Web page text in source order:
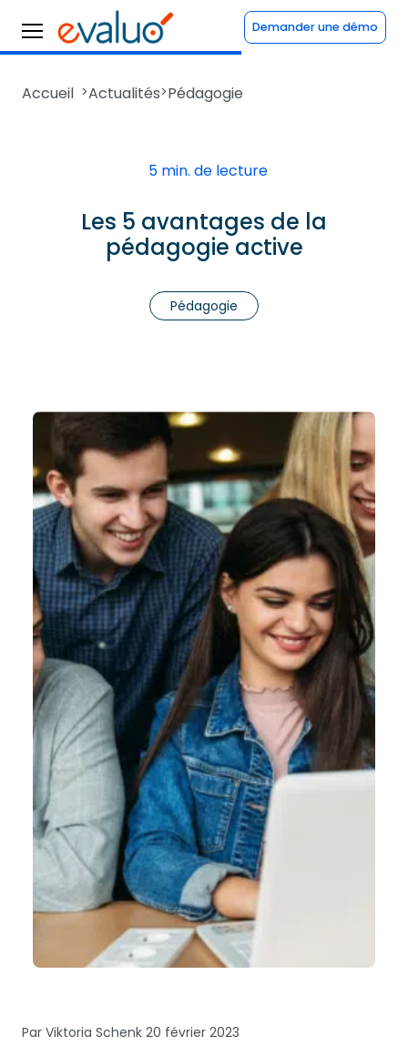
Demander une démo
Accueil >Actualités>Pédagogie
5 min. de lecture
Les 5 avantages de la
pédagogie active
Pédagogie
Par Viktoria Schenk 20 février 2023